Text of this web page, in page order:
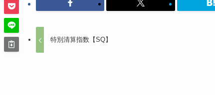
特別清算指数【SQ】